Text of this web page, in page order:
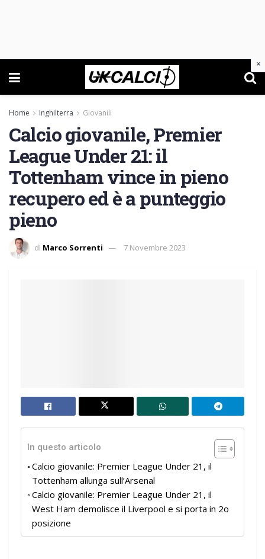
Home Inghilterra Giovanili
Calcio giovanile, Premier
League Under 21: il
Tottenham vince in pieno
recupero ed è a punteggio
pieno
di Marco Sorrenti 7 Novembre 2023
In questo articolo
Calcio giovanile: Premier League Under 21, il
Tottenham allunga sull’Arsenal
Calcio giovanile: Premier League Under 21, il
West Ham demolisce il Liverpool e si porta in 2o
posizione
×